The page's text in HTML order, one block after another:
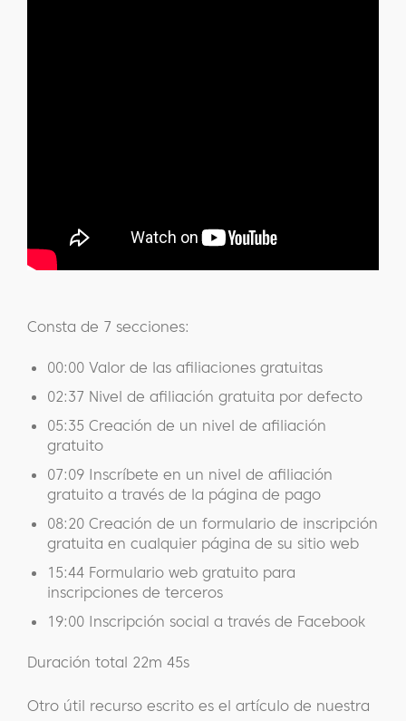
Consta de 7 secciones:
00:00 Valor de las afiliaciones gratuitas
02:37 Nivel de afiliación gratuita por defecto
05:35 Creación de un nivel de afiliación
gratuito
07:09 Inscríbete en un nivel de afiliación
gratuito a través de la página de pago
08:20 Creación de un formulario de inscripción
gratuita en cualquier página de su sitio web
15:44 Formulario web gratuito para
inscripciones de terceros
19:00 Inscripción social a través de Facebook
Duración total 22m 45s
Otro útil recurso escrito es el artículo de nuestra